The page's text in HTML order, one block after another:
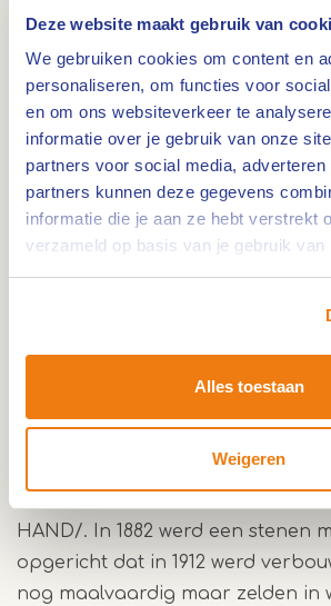
Deze website maakt gebruik van
We gebruiken cookies om content en
personaliseren, om functies voor
en om ons websiteverkeer te
informatie over je gebruik van onze
partners voor social media,
partners kunnen deze gegevens
informatie die je aan ze hebt verstrekt
verzameld op basis van je gebruik van
Alles toestaan
Weigeren
Route
De Ghen-Aamolen is een
uit 1296. De molen werd gebruikt
op de Abeek.
De molen waarvan de oudste
uit 1296, fungeerde als
banmolen van de Graaf van
bestond vermoedelijk al veel
brandstichting. De molen werd
BEN IK GESCHAND/ DOOR EEN
HAND/. In 1882 werd een stenen
opgericht dat in 1912 werd
nog maalvaardig maar zelden in